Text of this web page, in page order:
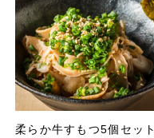
柔らか牛すもつ5個セット